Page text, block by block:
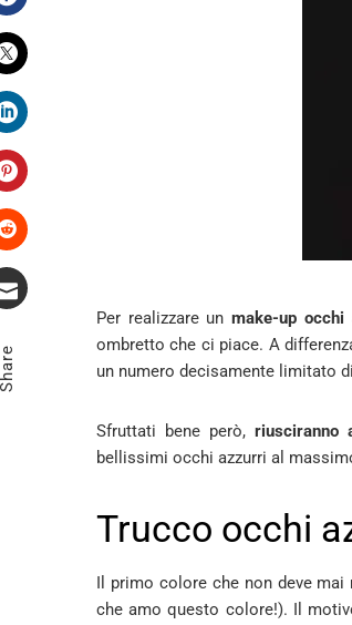
Facebook
Twitter
LinkedIn
Pinterest
Stumbleupon
Per realizzare unmake-up occhi
ombretto che ci piace. A
un numero decisamente limitato
Sfruttati bene però, riusciranno
bellissimi occhi azzurri al
Trucco occhi
Il primo colore che non deve mai
che amo questo colore!). Il